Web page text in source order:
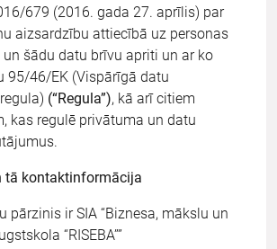
679 (2016. gada 27. aprīlis) par
aizsardzību attiecībā uz personas
šādu datu brīvu apriti un ar ko
95/46/EK (Vispārīgā datu
(“Regula”), kā arī citiem
kas regulē privātuma un datu
tā kontaktinformācija
pārzinis ir SIA “Biznesa, mākslu un
“RISEBA””